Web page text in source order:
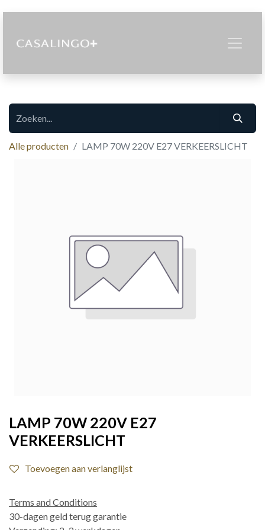
Alle producten LAMP 70W 220V E27 VERKEERSLICHT
LAMP 70W 220V E27
VERKEERSLICHT
Toevoegen aan verlanglijst
Terms and Conditions
30-dagen geld terug garantie